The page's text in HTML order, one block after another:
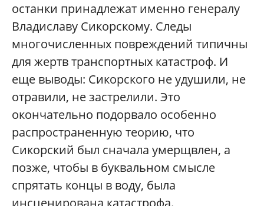
останки принадлежат именно генералу
Владиславу Сикорскому. Следы
многочисленных повреждений типичны
для жертв транспортных катастроф. И
еще выводы: Сикорского не удушили, не
отравили, не застрелили. Это
окончательно подорвало особенно
распространенную теорию, что
Сикорский был сначала умерщвлен, а
позже, чтобы в буквальном смысле
спрятать концы в воду, была